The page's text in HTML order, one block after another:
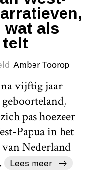
wat als
telt
Amber Toorop
vijftig jaar
pas hoezeer
Papua in het
Nederland
Lees meer